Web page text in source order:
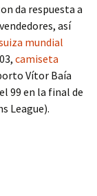
da respuesta a
así
mundial
camiseta
Vítor Baía
99 en la final de
League).